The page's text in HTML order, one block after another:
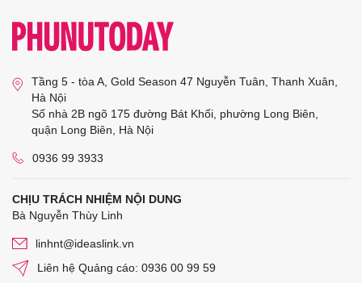
Tầng 5 - tòa A, Gold Season 47 Nguyễn Tuân, Thanh Xuân,
Hà Nội
Số nhà 2B ngõ 175 đường Bát Khối, phường Long Biên,
quận Long Biên, Hà Nội
0936 99 3933
CHỊU TRÁCH NHIỆM NỘI DUNG
Bà Nguyễn Thùy Linh
linhnt@ideaslink.vn
Liên hệ Quảng cáo: 0936 00 99 59